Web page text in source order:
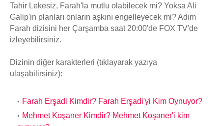
Tahir Lekesiz, Farah'la mutlu olabilecek mi? Yoksa Ali
Galip'in planları onların aşkını engelleyecek mi? Adım
Farah dizisini her Çarşamba saat 20:00'de FOX TV'de
izleyebilirsiniz.
Dizinin diğer karakterleri (tıklayarak yazıya
ulaşabilirsiniz):
Farah Erşadi Kimdir? Farah Erşadi'yi Kim Oynuyor?
Mehmet Koşaner Kimdir? Mehmet Koşaner'i kim